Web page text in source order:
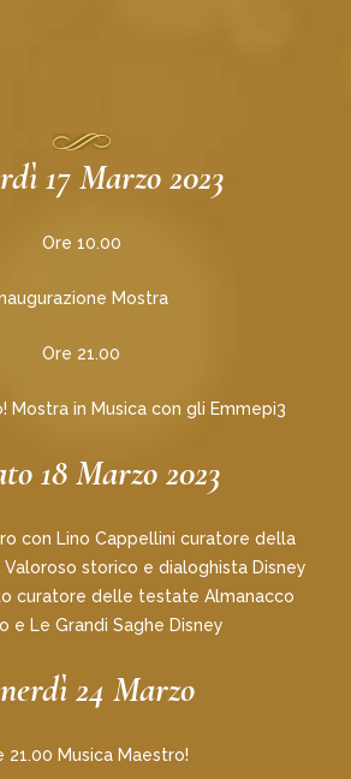
17 Marzo 2023
Ore 10.00
Mostra
Ore 21.00
Mostra in Musica con gli Emmepi3
18 Marzo 2023
con Lino Cappellini curatore della
storico e dialoghista Disney
curatore delle testate Almanacco
e Le Grandi Saghe Disney
24 Marzo
21.00 Musica Maestro!